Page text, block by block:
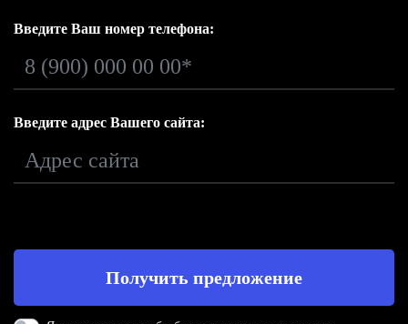
Введите Ваш номер телефона:
Введите адрес Вашего сайта: